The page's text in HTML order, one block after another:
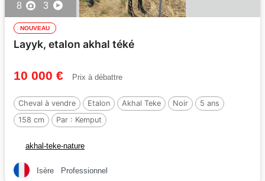
8 3
NOUVEAU
Layyk, etalon akhal téké
10 000 € Prix à débattre
Cheval à vendre Etalon Akhal Teke Noir
5 ans
158 cm
Par : Kemput
akhal-teke-nature
Isère Professionnel